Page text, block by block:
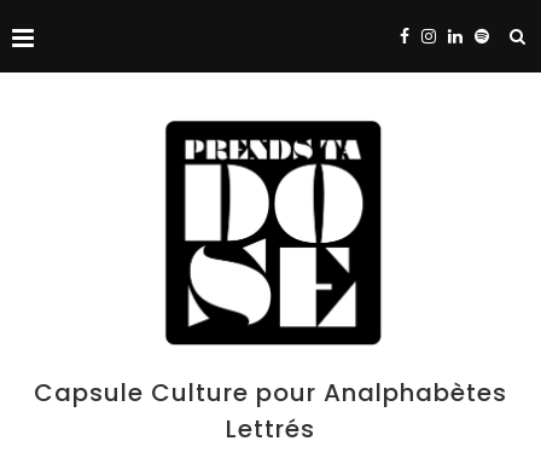
Capsule Culture pour Analphabètes
Lettrés